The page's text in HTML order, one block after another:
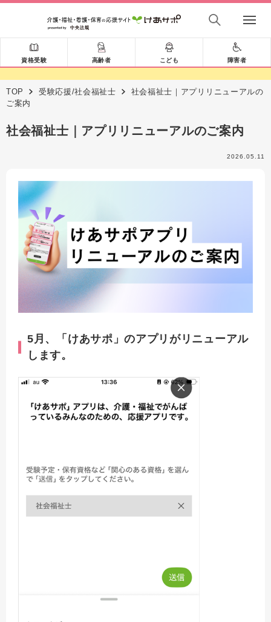
資格受験 高齢者 こども 障害者
TOP 受験応援/社会福祉士
社会福祉士｜アプリリニューアルの
ご案内
社会福祉士｜アプリリニューアルのご案内
2026.05.11
5月、「けあサポ」のアプリがリニューアル
します。